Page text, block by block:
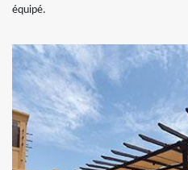
équipé.